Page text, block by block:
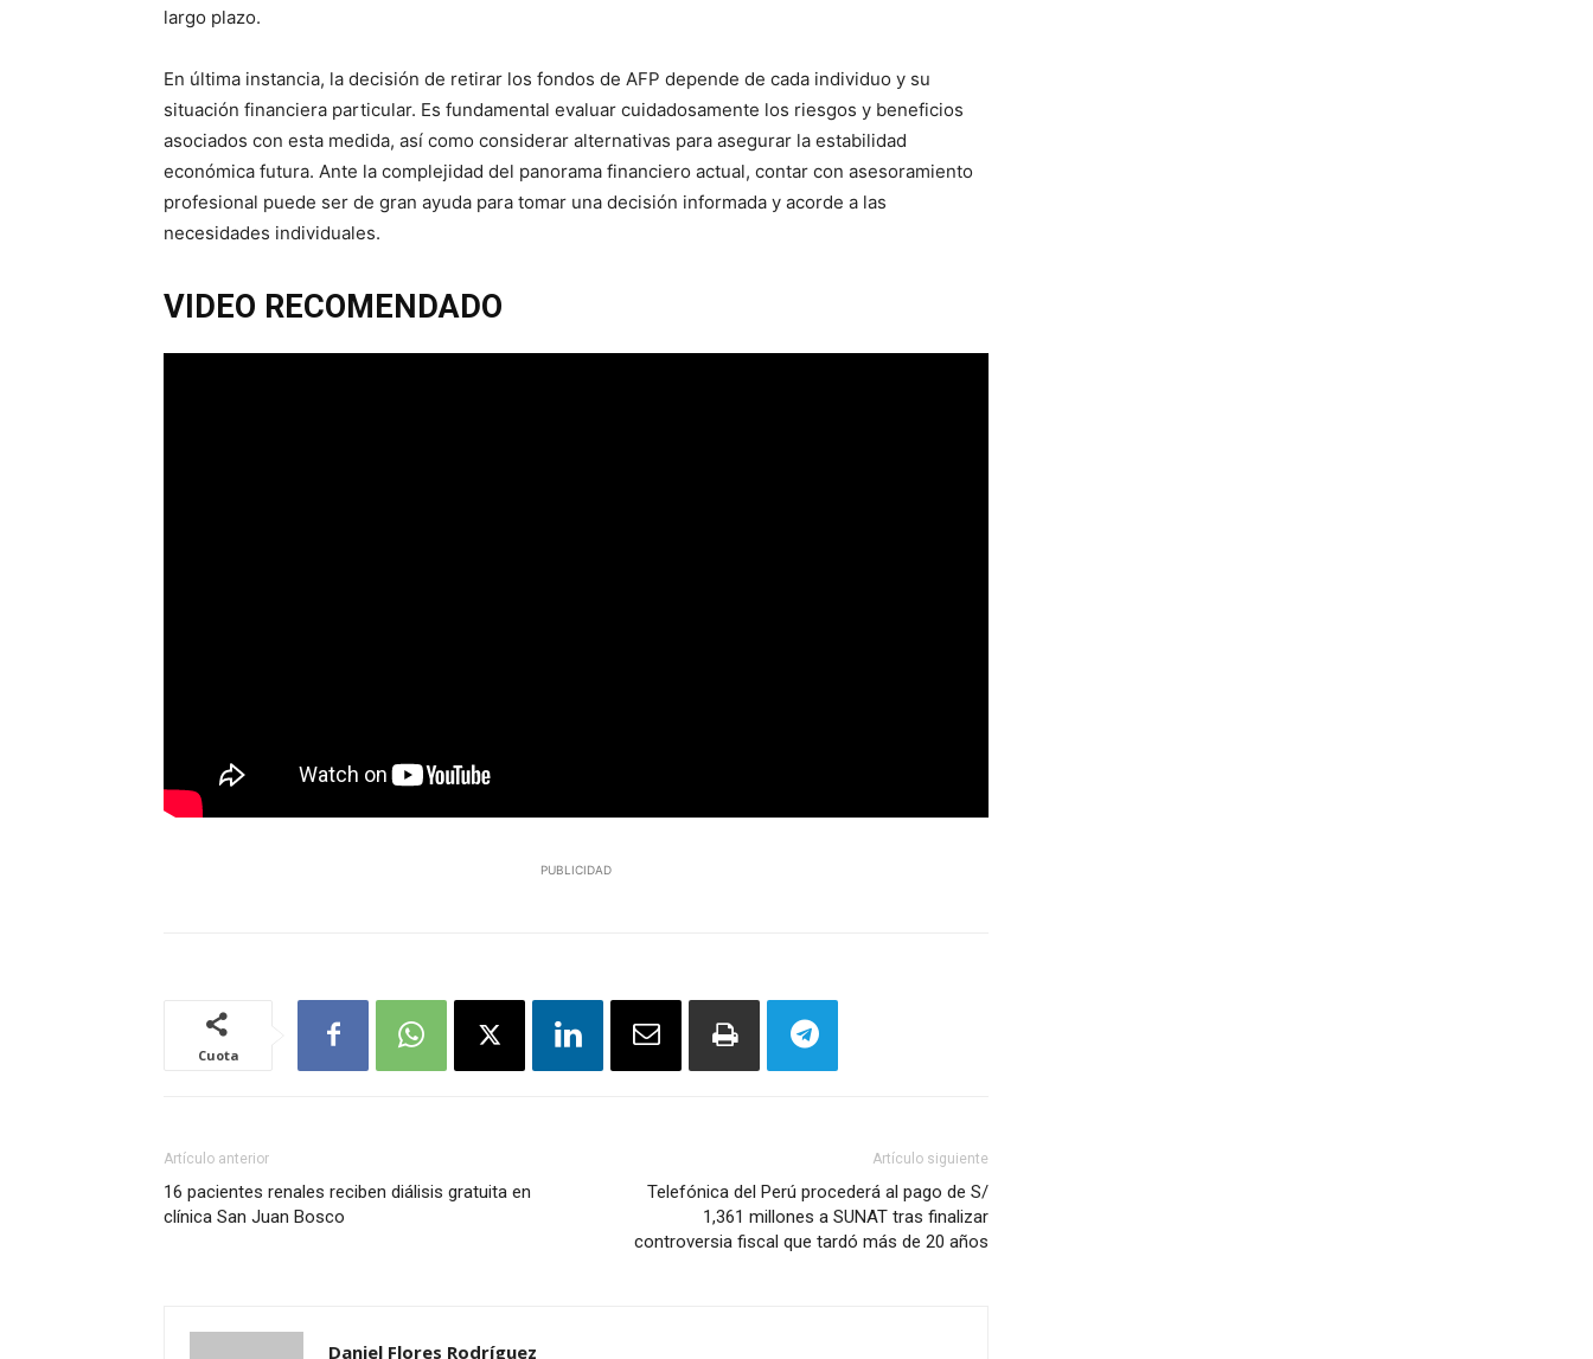
largo plazo.
En última instancia, la decisión de retirar los fondos de AFP depende de cada individuo y su
situación financiera particular. Es fundamental evaluar cuidadosamente los riesgos y beneficios
asociados con esta medida, así como considerar alternativas para asegurar la estabilidad
económica futura. Ante la complejidad del panorama financiero actual, contar con asesoramiento
profesional puede ser de gran ayuda para tomar una decisión informada y acorde a las
necesidades individuales.
VIDEO RECOMENDADO
PUBLICIDAD
Cuota
Artículo anterior
16 pacientes renales reciben diálisis gratuita en
clínica San Juan Bosco
Artículo siguiente
Telefónica del Perú procederá al pago de S/
1,361 millones a SUNAT tras finalizar
controversia fiscal que tardó más de 20 años
Daniel Flores Rodríguez